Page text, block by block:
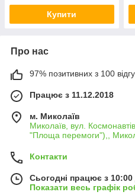
Купити
Про нас
97% позитивних з 100
Працює з 11.12.2018
м. Миколаїв
Миколаїв, вул.
"Площа перемоги"),,
Контакти
Сьогодні працює з
Показати весь графік